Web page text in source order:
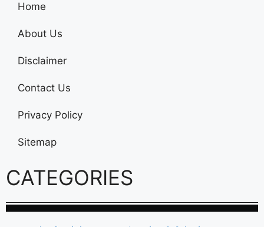
Home
About Us
Disclaimer
Contact Us
Privacy Policy
Sitemap
CATEGORIES